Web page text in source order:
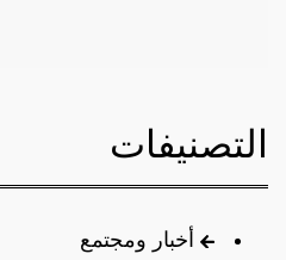
التصنيفات
أخبار ومجتمع